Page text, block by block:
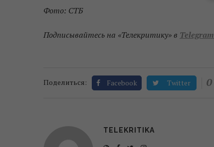
Фото: СТБ
Подписывайтесь на «Телекритику» в Telegram
Поделиться: Facebook Twitter 0
TELEKRITIKA